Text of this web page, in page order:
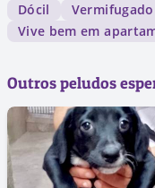
Dócil Vermifugado
Vive bem em
Outros peludos